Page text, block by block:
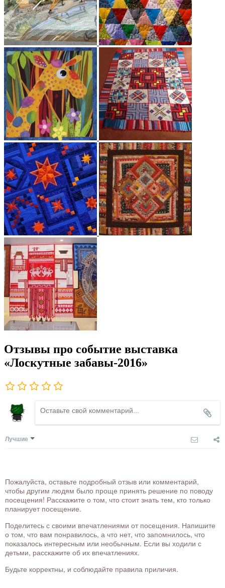
Отзывы про событие выставка
«Лоскутные забавы-2016»
Лучшие
Пожалуйста, оставьте подробный отзыв или комментарий,
чтобы другим людям было проще принять решение по поводу
посещения! Расскажите о том, что стоит знать тем, кто только
планирует посещение.
Поделитесь с своими впечатлениями от посещения. Напишите
о том, что вам понравилось, а что нет, что запомнилось, что
показалось интересным или необычным. Если вы ходили с
детьми, расскажите об их впечатлениях.
Будьте корректны, и соблюдайте правила приличия.